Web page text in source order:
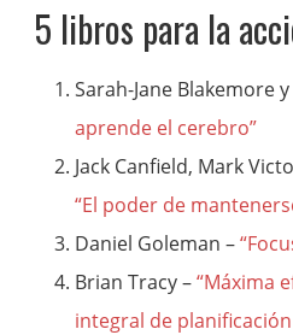
5 libros para la
Sarah-Jane Blakemore
aprende el cerebro”
Jack Canfield, Mark
“El poder de
Daniel Goleman –
Brian Tracy –“Máxima
integral de